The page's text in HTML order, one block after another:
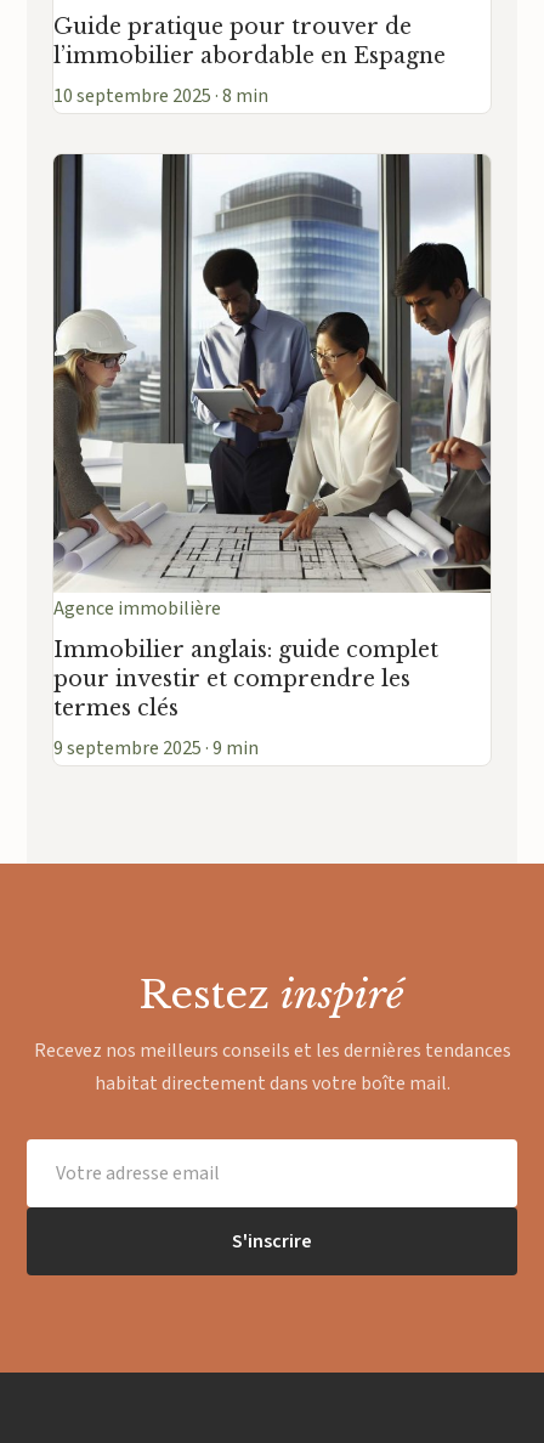
Guide pratique pour trouver de
l’immobilier abordable en Espagne
10 septembre 2025 · 8 min
Agence immobilière
Immobilier anglais: guide complet
pour investir et comprendre les
termes clés
9 septembre 2025 · 9 min
Restez inspiré
Recevez nos meilleurs conseils et les dernières tendances
habitat directement dans votre boîte mail.
S'inscrire